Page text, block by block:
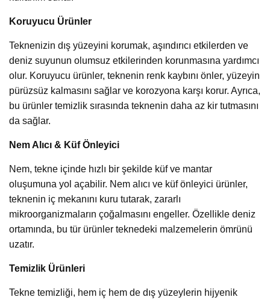
Koruyucu Ürünler
Teknenizin dış yüzeyini korumak, aşındırıcı etkilerden ve
deniz suyunun olumsuz etkilerinden korunmasına yardımcı
olur. Koruyucu ürünler, teknenin renk kaybını önler, yüzeyin
pürüzsüz kalmasını sağlar ve korozyona karşı korur. Ayrıca,
bu ürünler temizlik sırasında teknenin daha az kir tutmasını
da sağlar.
Nem Alıcı & Küf Önleyici
Nem, tekne içinde hızlı bir şekilde küf ve mantar
oluşumuna yol açabilir. Nem alıcı ve küf önleyici ürünler,
teknenin iç mekanını kuru tutarak, zararlı
mikroorganizmaların çoğalmasını engeller. Özellikle deniz
ortamında, bu tür ürünler teknedeki malzemelerin ömrünü
uzatır.
Temizlik Ürünleri
Tekne temizliği, hem iç hem de dış yüzeylerin hijyenik